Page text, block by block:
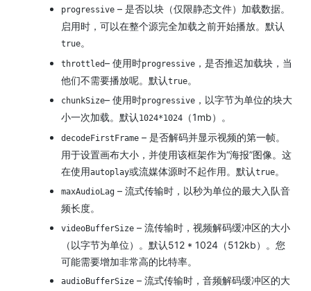
progressive – 是否以块（仅限静态文件）加载数据。
启用时，可以在整个源完全加载之前开始播放。 默认
true。
throttled– 使用时progressive ，是否推迟加载块，当
他们不需要播放呢。 默认true。
chunkSize– 使用时progressive ，以字节为单位的块大
小一次加载。 默认 1024*1024 （1mb）。
decodeFirstFrame – 是否解码并显示视频的第一帧。
用于设置画布大小，并使用该框架作为“海报”图像。 这
在使用autoplay或流媒体源时不起作用。 默认true。
maxAudioLag – 流式传输时，以秒为单位的最大入队音
频长度。
videoBufferSize – 流传输时，视频解码缓冲区的大小
（以字节为单位）。 默认512 * 1024（512kb）。 您
可能需要增加非常高的比特率。
audioBufferSize – 流式传输时，音频解码缓冲区的大